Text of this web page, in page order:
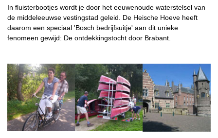
In fluisterbootjes wordt je door het eeuwenoude waterstelsel van
de middeleeuwse vestingstad geleid. De Heische Hoeve heeft
daarom een speciaal 'Bosch bedrijfsuitje' aan dit unieke
fenomeen gewijd: De ontdekkingstocht door Brabant.